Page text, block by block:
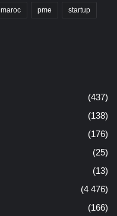
maroc pme startup
(437)
(138)
(176)
(25)
(13)
(4 476)
(166)